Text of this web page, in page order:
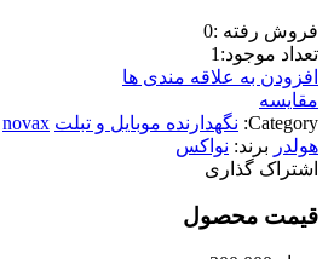
فروش رفته :0
تعداد موجود: 1
افزودن به علاقه مندی ها
مقایسه
Category: نگهدارنده موبایل و تبلت novax
هولدر برند: نواکس
اشتراک گذاری
قیمت محصول